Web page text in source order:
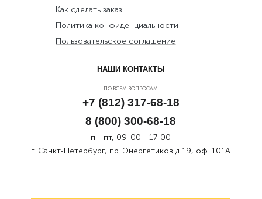
Как сделать заказ
Политика конфиденциальности
Пользовательское соглашение
НАШИ КОНТАКТЫ
ПО ВСЕМ ВОПРОСАМ
+7 (812) 317-68-18
8 (800) 300-68-18
пн-пт, 09-00 - 17-00
г. Санкт-Петербург, пр. Энергетиков д.19, оф. 101А